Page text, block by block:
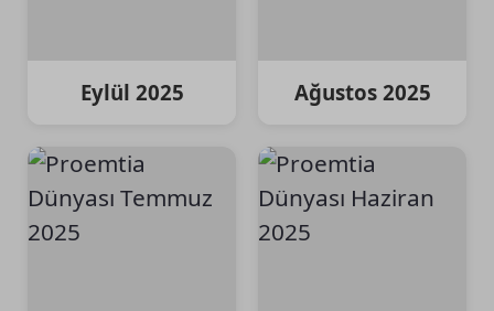
Eylül 2025 Ağustos 2025